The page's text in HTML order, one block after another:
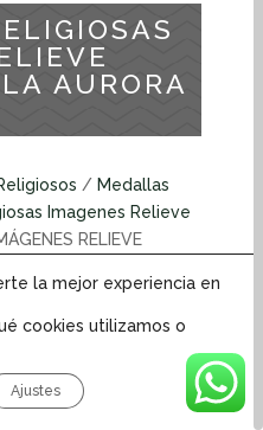
AURORA
/ Medallas
Imagenes Relieve
RELIEVE
Relieve
la mejor experiencia en
cookies utilizamos o
Ajustes